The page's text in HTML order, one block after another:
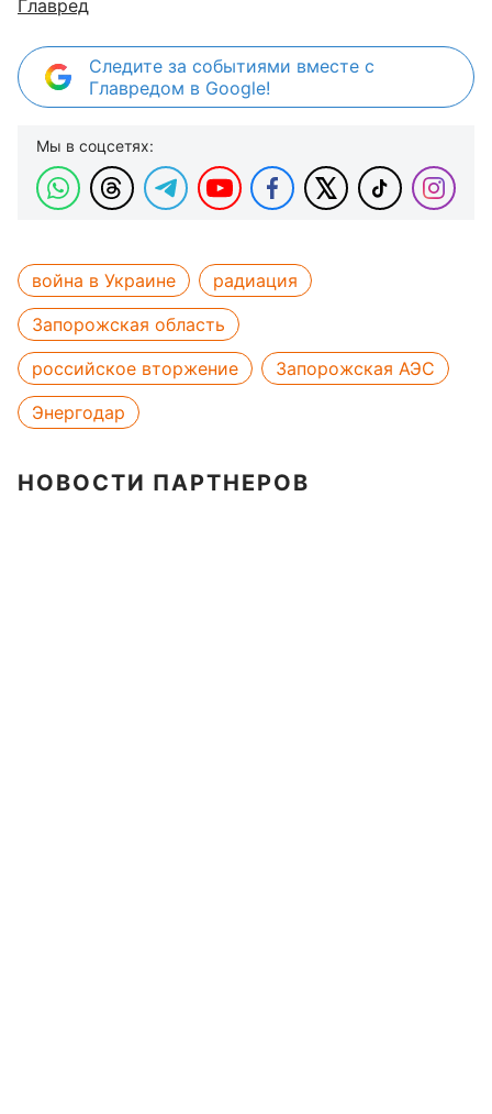
Главред
Следите за событиями вместе с
Главредом в Google!
Мы в соцсетях:
война в Украине
радиация
Запорожская область
российское вторжение
Запорожская АЭС
Энергодар
НОВОСТИ ПАРТНЕРОВ